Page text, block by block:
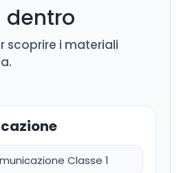
dentro
scoprire i materiali
Classe 1